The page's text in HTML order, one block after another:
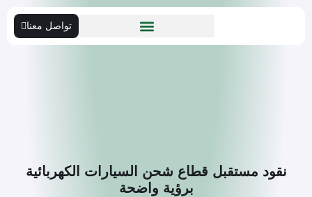
تواصل معنا
نقود مستقبل قطاع شحن السيارات الكهربائية
برؤية واضحة